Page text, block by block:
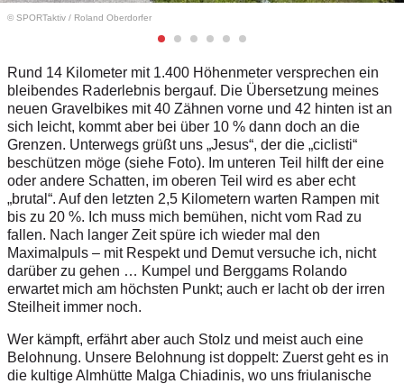
© SPORTaktiv / Roland Oberdorfer
Rund 14 Kilometer mit 1.400 Höhenmeter versprechen ein
bleibendes Raderlebnis bergauf. Die Übersetzung meines
neuen Gravelbikes mit 40 Zähnen vorne und 42 hinten ist an
sich leicht, kommt aber bei über 10 % dann doch an die
Grenzen. Unterwegs grüßt uns „Jesus“, der die „ciclisti“
beschützen möge (siehe Foto). Im unteren Teil hilft der eine
oder andere Schatten, im oberen Teil wird es aber echt
„brutal“. Auf den letzten 2,5 Kilometern warten Rampen mit
bis zu 20 %. Ich muss mich bemühen, nicht vom Rad zu
fallen. Nach langer Zeit spüre ich wieder mal den
Maximalpuls – mit Respekt und Demut versuche ich, nicht
darüber zu gehen … Kumpel und Berggams Rolando
erwartet mich am höchsten Punkt; auch er lacht ob der irren
Steilheit immer noch.
Wer kämpft, erfährt aber auch Stolz und meist auch eine
Belohnung. Unsere Belohnung ist doppelt: Zuerst geht es in
die kultige Almhütte Malga Chiadinis, wo uns friulanische